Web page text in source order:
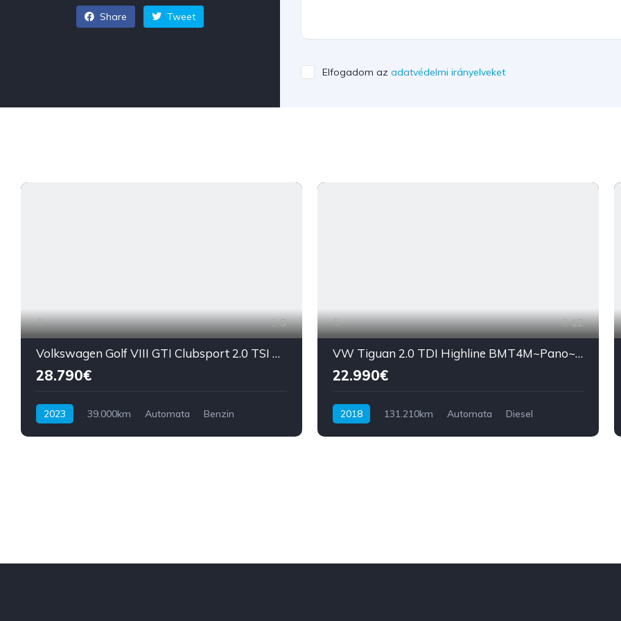
Share Tweet
Elfogadom azadatvédelmi irányelveket
9
Volkswagen Golf VIII GTI Clubsport 2.0 TSI DSG
28.790€
2023 39.000km Automata
Benzin
12
VW Tiguan 2.0 TDI Highline BMT4M~Pano~LED~VirtCockp
22.990€
2018 131.210km Automata
Diesel